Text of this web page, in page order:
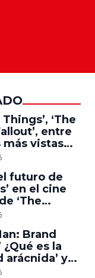
‘The
entre
más vistas
futuro de
en el cine
‘The
and
Brand
¿Qué es la
arácnida’ y
tuvo Tom